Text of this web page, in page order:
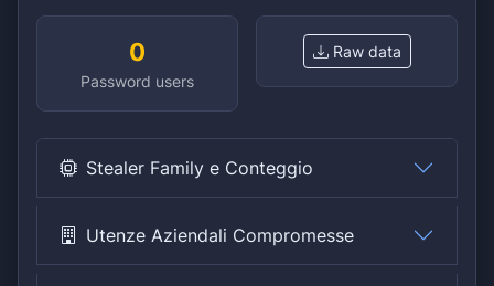
0
Password users
Raw data
Stealer Family e Conteggio
Utenze Aziendali Compromesse